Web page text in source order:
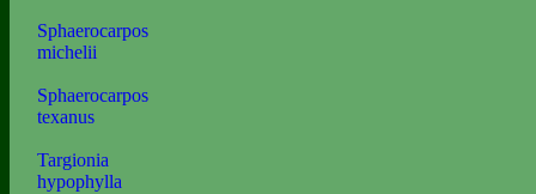
Sphaerocarpos
michelii
Sphaerocarpos
texanus
Targionia
hypophylla